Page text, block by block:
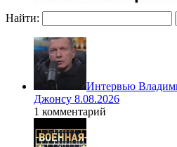
Найти:
Интервью
Джонсу 8.08.2026
1 комментарий